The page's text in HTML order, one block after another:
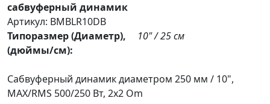
сабвуферный динамик
Артикул: BMBLR10DB
Типоразмер (Диаметр),
(дюймы/см):
10" / 25 см
Сабвуферный динамик диаметром 250 мм / 10",
MAX/RMS 500/250 Вт, 2х2 Om